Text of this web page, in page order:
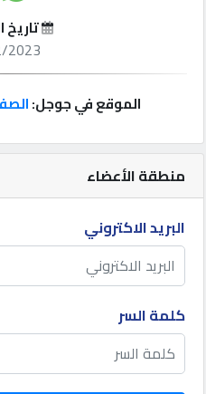
كيو
نمبر
كيو
كارز
كيو
ماركت
منطقة الأعضاء
البريد الاكتروني
كلمة السر
تاريخ
2023
الموقع في جوجل: